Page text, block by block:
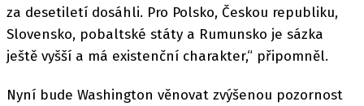
za desetiletí dosáhli. Pro Polsko, Českou republiku,
Slovensko, pobaltské státy a Rumunsko je sázka
ještě vyšší a má existenční charakter,“ připomněl.
Nyní bude Washington věnovat zvýšenou pozornost